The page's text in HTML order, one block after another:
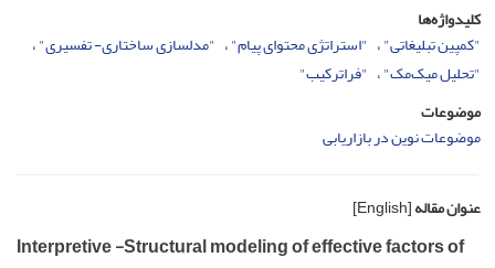
کلیدواژه‌ها
"کمپین تبلیغاتی"
"استراتژی محتوای پیام"
"مدلسازی ساختاری- تفسیری"
"تحلیل میک‌مک"
"فراترکیب"
موضوعات
موضوعات نوین در بازاریابی
عنوان مقاله[English]
Interpretive -Structural modeling of effective factors of